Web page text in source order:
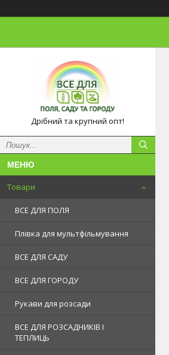
Дрібний та крупний опт!
Товари
ВСЕ ДЛЯ ПОЛЯ
Плівка для мультфільмування
ВСЕ ДЛЯ САДУ
ВСЕ ДЛЯ ГОРОДУ
Рукави для розсади
ВСЕ ДЛЯ РОЗСАДНИКІВ І
ТЕПЛИЦЬ